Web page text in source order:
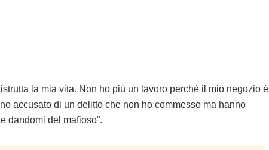
la mia vita. Non ho più un lavoro perché il mio negozio è
accusato di un delitto che non ho commesso ma hanno
dandomi del mafioso”.